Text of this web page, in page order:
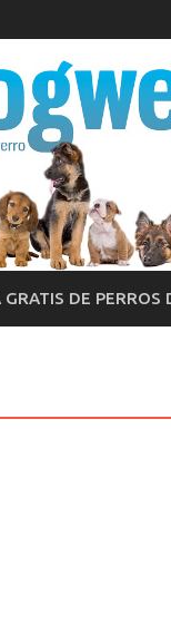
GRATIS DE PERROS